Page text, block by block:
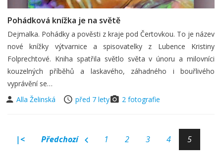
Pohádková knížka je na světě
Dejmalka. Pohádky a pověsti z kraje pod Čertovkou. To je název
nové knížky výtvarnice a spisovatelky z Lubence Kristiny
Folprechtové. Kniha spatřila světlo světa v únoru a milovníci
kouzelných příběhů a laskavého, záhadného i bouřlivého
vyprávění se…
Alla Želinská
před 7 lety 2 fotografie
|< Předchozí 1 2 3 4 5